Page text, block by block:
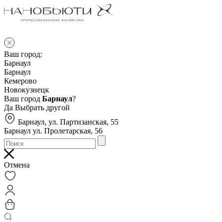
Ваш город:
Барнаул
Барнаул
Кемерово
Новокузнецк
Ваш город Барнаул?
Да Выбрать другой
Барнаул, ул. Партизанская, 55
Барнаул ул. Пролетарская, 56
Отмена